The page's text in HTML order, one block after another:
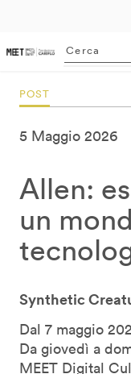
POST
5 Maggio 2026
Allen:
un
Synthetic
Dal 7 maggio
Da giovedì a
MEET Digital